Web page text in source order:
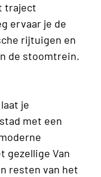
traject
ervaar je de
rijtuigen en
de stoomtrein.
je
met een
gezellige Van
resten van het